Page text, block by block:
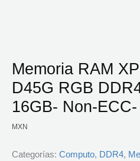
Memoria RAM
D45G RGB
16GB- Non-
MXN
Categorías: Computo, DDR4,